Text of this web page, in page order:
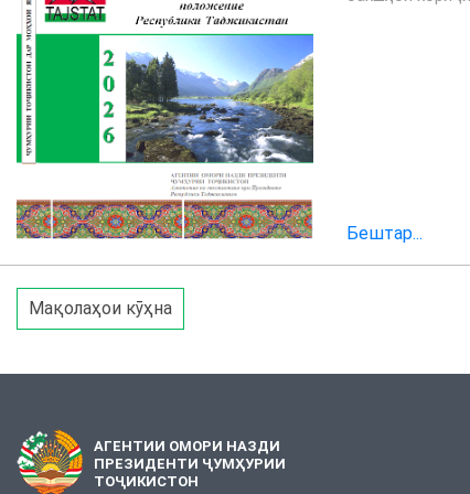
Бештар...
Мақолаҳои кӯҳна
АГЕНТИИ ОМОРИ НАЗДИ
ПРЕЗИДЕНТИ ҶУМҲУРИИ
ТОҶИКИСТОН